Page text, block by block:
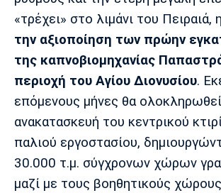
«τρέχει» στο λιμάνι του
την αξιοποίηση των πρώην
της καπνοβιομηχανίας
περιοχή του Αγίου Διονυσίου.
επόμενους μήνες θα
ανακατασκευή του κεντρικού
παλιού εργοστασίου,
30.000 τ.μ. σύγχρονων χώρων
μαζί με τους βοηθητικούς